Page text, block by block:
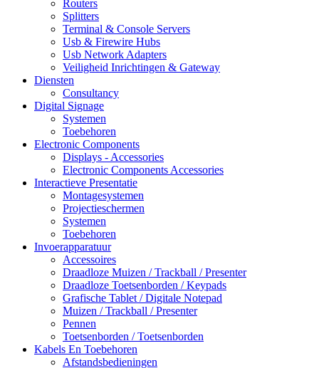
Routers
Splitters
Terminal & Console Servers
Usb & Firewire Hubs
Usb Network Adapters
Veiligheid Inrichtingen & Gateway
Diensten
Consultancy
Digital Signage
Systemen
Toebehoren
Electronic Components
Displays - Accessories
Electronic Components Accessories
Interactieve Presentatie
Montagesystemen
Projectieschermen
Systemen
Toebehoren
Invoerapparatuur
Accessoires
Draadloze Muizen / Trackball / Presenter
Draadloze Toetsenborden / Keypads
Grafische Tablet / Digitale Notepad
Muizen / Trackball / Presenter
Pennen
Toetsenborden / Toetsenborden
Kabels En Toebehoren
Afstandsbedieningen